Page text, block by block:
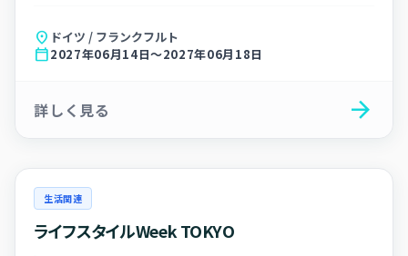
location_on ドイツ / フランクフルト
calendar_today2027年06月14日～2027年06月18日
詳しく見る arrow_forward
生活関連
ライフスタイルWeek TOKYO